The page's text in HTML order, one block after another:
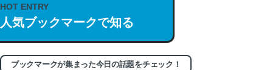
これは良記事。32768トークンだと英語小説100ページ分くら
HOT ENTRY
人気ブックマークで知る
ブックマークが集まった今日の話題をチェック！